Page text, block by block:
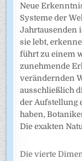
Neue
Systeme der
Jahrtausenden
sie lebt,
führt zu einem
zunehmende
verändernden
ausschließlich
der Aufstellung
haben,
Die exakten
Die vierte